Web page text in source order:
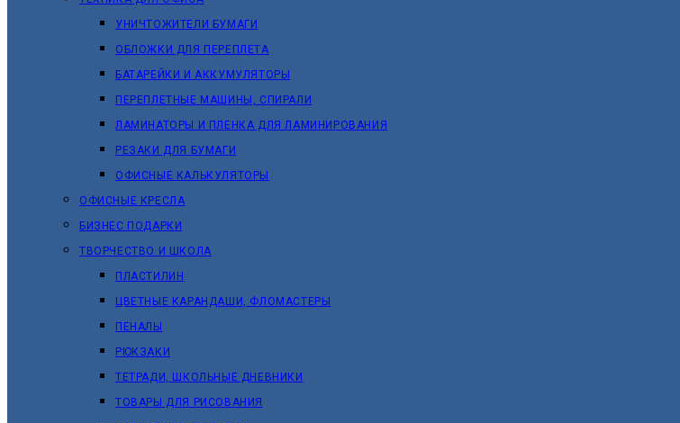
УНИЧТОЖИТЕЛИ БУМАГИ
ОБЛОЖКИ ДЛЯ ПЕРЕПЛЕТА
БАТАРЕЙКИ И АККУМУЛЯТОРЫ
ПЕРЕПЛЕТНЫЕ МАШИНЫ, СПИРАЛИ
ЛАМИНАТОРЫ И ПЛЕНКА ДЛЯ ЛАМИНИРОВАНИЯ
РЕЗАКИ ДЛЯ БУМАГИ
ОФИСНЫЕ КАЛЬКУЛЯТОРЫ
ОФИСНЫЕ КРЕСЛА
БИЗНЕС ПОДАРКИ
ТВОРЧЕСТВО И ШКОЛА
ПЛАСТИЛИН
ЦВЕТНЫЕ КАРАНДАШИ, ФЛОМАСТЕРЫ
ПЕНАЛЫ
РЮКЗАКИ
ТЕТРАДИ, ШКОЛЬНЫЕ ДНЕВНИКИ
ТОВАРЫ ДЛЯ РИСОВАНИЯ